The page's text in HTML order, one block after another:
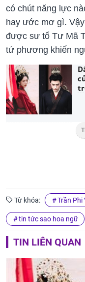
có chút năng lực
hay ước mơ gì.
được sư tổ Tư Mã
tứ phương khiến
Từ khóa: Trần Phi
tin tức sao hoa ngữ
TIN LIÊN QUAN